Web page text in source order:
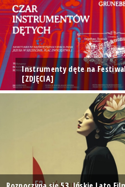
Instrumenty dęte na
[ZDJĘCIA]